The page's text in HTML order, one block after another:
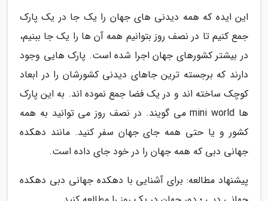
این ایده که همه دیدنی های جهان را یک جا در یک پارک
جمع کنیم تا در نصف روز بتوانیم همه آن ها را یک جا ببنیم،
در بیشتر کشورهای جهان اجرا شده است. پارک هایی وجود
دارند که برجسته ترین جاهای دیدنی کشورشان را در ابعاد
کوچک ساخته اند و در یک فضا جمع نموده اند. به این پارک
ها mini world می گویند. در نصف روز می توانید به همه
کشور و یا حتی همه جای جهان سفر کنید. مانند دهکده
جهانی دبی که همه جهان را در خود جای داده است.
پیشنهاد مطالعه: برای آشنایی با دهکده جهانی دبی دهکده